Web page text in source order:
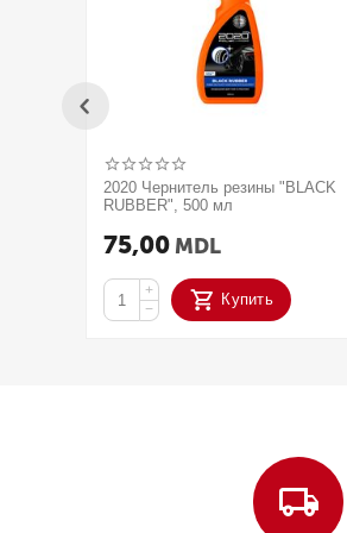
2020 Чернитель резины "BLACK
RUBBER", 500 мл
75,00 MDL
+
−
Купить